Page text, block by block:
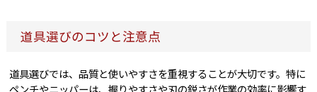
道具選びのコツと注意点
道具選びでは、品質と使いやすさを重視することが大切です。特に
ペンチやニッパーは、握りやすさや刃の鋭さが作業の効率に影響す